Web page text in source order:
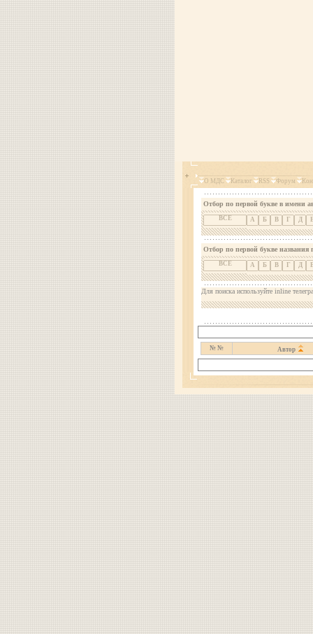
О МДС Каталог RSS Форум
Отбор по первой букве в имени
ВСЕ А Б В Г Д
Отбор по первой букве названия
ВСЕ А Б В Г Д
Для поиска используйте inline
№ № Автор